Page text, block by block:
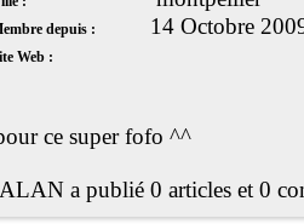
depuis : 14 Octobre
Web :
ce super fofo ^^
a publié 0 articles et 0